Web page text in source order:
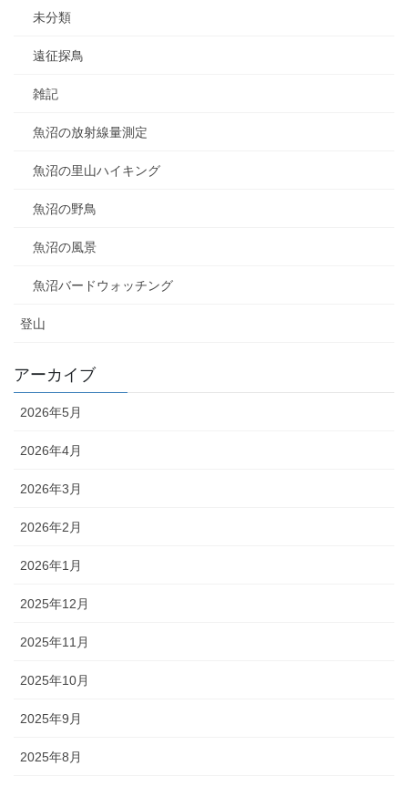
未分類
遠征探鳥
雑記
魚沼の放射線量測定
魚沼の里山ハイキング
魚沼の野鳥
魚沼の風景
魚沼バードウォッチング
登山
アーカイブ
2026年5月
2026年4月
2026年3月
2026年2月
2026年1月
2025年12月
2025年11月
2025年10月
2025年9月
2025年8月